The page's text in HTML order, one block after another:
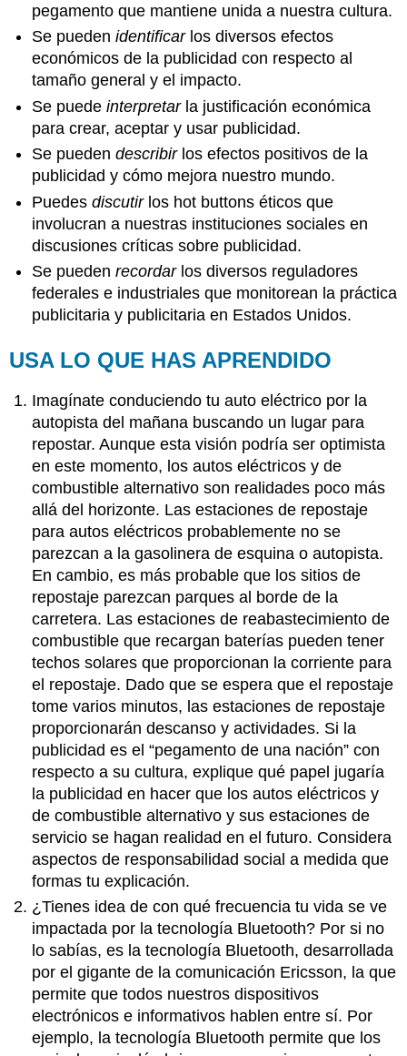
pegamento que mantiene unida a nuestra cultura.
Se puedenidentificarlos diversos efectos
económicos de la publicidad con respecto al
tamaño general y el impacto.
Se puedeinterpretarla justificación económica
para crear, aceptar y usar publicidad.
Se puedendescribirlos efectos positivos de la
publicidad y cómo mejora nuestro mundo.
Puedesdiscutirlos hot buttons éticos que
involucran a nuestras instituciones sociales en
discusiones críticas sobre publicidad.
Se puedenrecordarlos diversos reguladores
federales e industriales que monitorean la práctica
publicitaria y publicitaria en Estados Unidos.
USA LO QUE HAS APRENDIDO
Imagínate conduciendo tu auto eléctrico por la
autopista del mañana buscando un lugar para
repostar. Aunque esta visión podría ser optimista
en este momento, los autos eléctricos y de
combustible alternativo son realidades poco más
allá del horizonte. Las estaciones de repostaje
para autos eléctricos probablemente no se
parezcan a la gasolinera de esquina o autopista.
En cambio, es más probable que los sitios de
repostaje parezcan parques al borde de la
carretera. Las estaciones de reabastecimiento de
combustible que recargan baterías pueden tener
techos solares que proporcionan la corriente para
el repostaje. Dado que se espera que el repostaje
tome varios minutos, las estaciones de repostaje
proporcionarán descanso y actividades. Si la
publicidad es el “pegamento de una nación” con
respecto a su cultura, explique qué papel jugaría
la publicidad en hacer que los autos eléctricos y
de combustible alternativo y sus estaciones de
servicio se hagan realidad en el futuro. Considera
aspectos de responsabilidad social a medida que
formas tu explicación.
¿Tienes idea de con qué frecuencia tu vida se ve
impactada por la tecnología Bluetooth? Por si no
lo sabías, es la tecnología Bluetooth, desarrollada
por el gigante de la comunicación Ericsson, la que
permite que todos nuestros dispositivos
electrónicos e informativos hablen entre sí. Por
ejemplo, la tecnología Bluetooth permite que los